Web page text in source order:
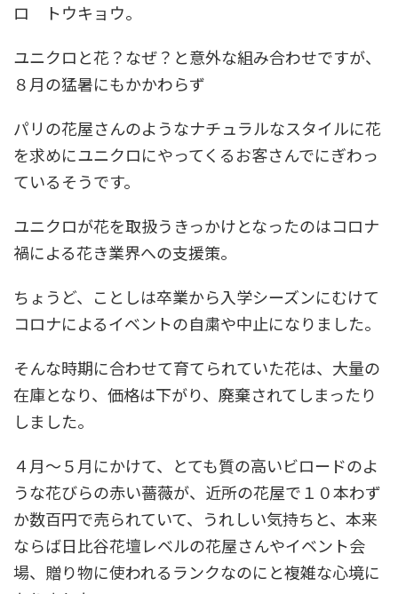
ロ トウキョウ。
ユニクロと花？なぜ？と意外な組み合わせですが、
８月の猛暑にもかかわらず
パリの花屋さんのようなナチュラルなスタイルに花
を求めにユニクロにやってくるお客さんでにぎわっ
ているそうです。
ユニクロが花を取扱うきっかけとなったのはコロナ
禍による花き業界への支援策。
ちょうど、ことしは卒業から入学シーズンにむけて
コロナによるイベントの自粛や中止になりました。
そんな時期に合わせて育てられていた花は、大量の
在庫となり、価格は下がり、廃棄されてしまったり
しました。
４月～５月にかけて、とても質の高いビロードのよ
うな花びらの赤い薔薇が、近所の花屋で１０本わず
か数百円で売られていて、うれしい気持ちと、本来
ならば日比谷花壇レベルの花屋さんやイベント会
場、贈り物に使われるランクなのにと複雑な心境に